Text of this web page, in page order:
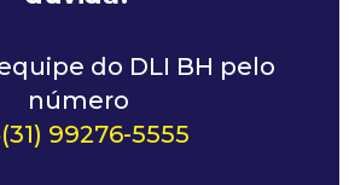
do DLI BH pelo
número
(31) 99276-5555